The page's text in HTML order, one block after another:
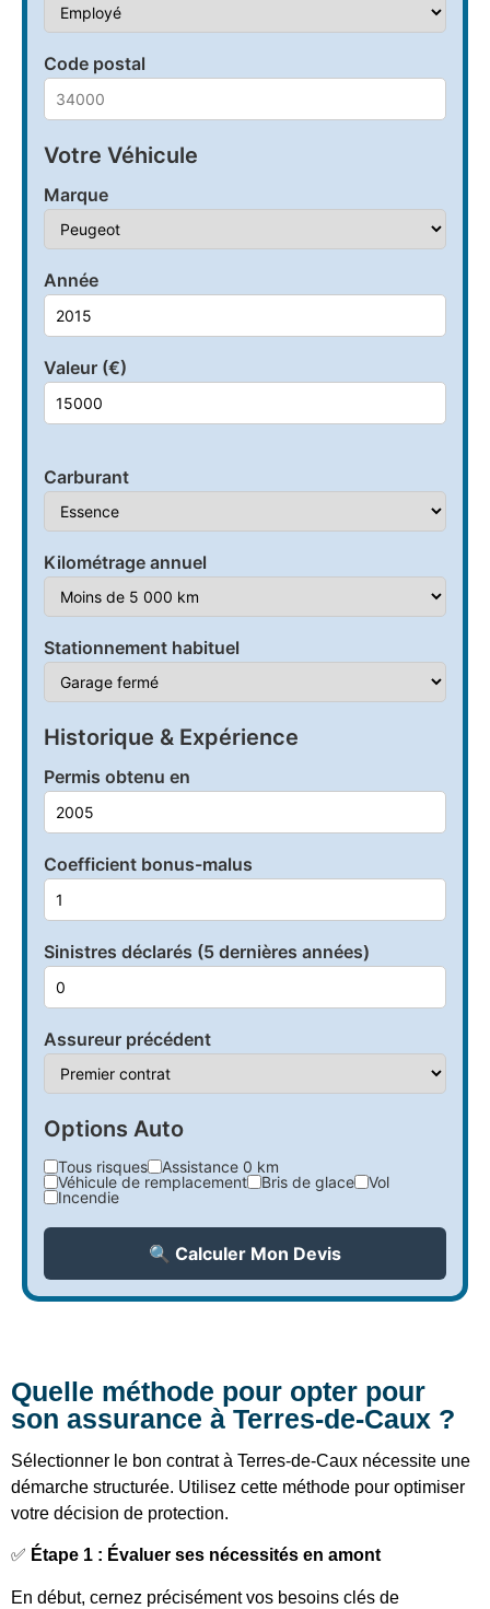
Code postal
Votre Véhicule
Marque
Année
Valeur (€)
Carburant
Kilométrage annuel
Stationnement habituel
Historique & Expérience
Permis obtenu en
Coefficient bonus-malus
Sinistres déclarés (5 dernières années)
Assureur précédent
Options Auto
Tous risques
Assistance 0 km
Véhicule de remplacement
Bris de glace
Vol
Incendie
🔍 Calculer Mon Devis
Quelle méthode pour opter pour
son assurance à Terres-de-Caux ?
Sélectionner le bon contrat à Terres-de-Caux nécessite une
démarche structurée. Utilisez cette méthode pour optimiser
votre décision de protection.
✅ Étape 1 : Évaluer ses nécessités en amont
En début, cernez précisément vos besoins clés de